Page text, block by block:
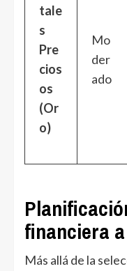
tale
s
Pre
cios
os
(Or
o)
Mo
der
ado
financiera
Más allá de la